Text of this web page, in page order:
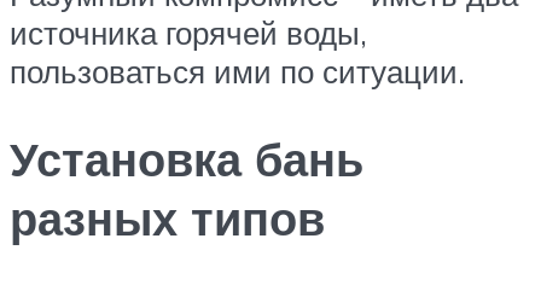
источника горячей воды,
пользоваться ими по ситуации.
Установка бань
разных типов